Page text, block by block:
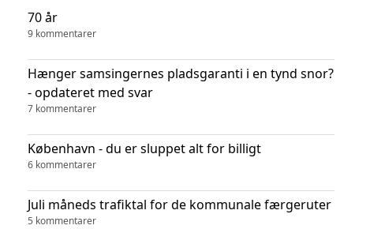
70 år
9 kommentarer
Hænger samsingernes pladsgaranti i en tynd snor?
- opdateret med svar
7 kommentarer
København - du er sluppet alt for billigt
6 kommentarer
Juli måneds trafiktal for de kommunale færgeruter
5 kommentarer